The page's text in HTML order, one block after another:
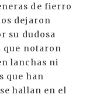
de fierro
dejaron
su dudosa
que notaron
lanchas ni
que han
hallan en el